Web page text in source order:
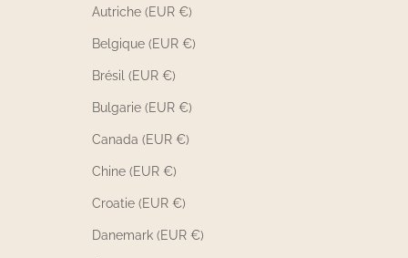
Autriche (EUR €)
Belgique (EUR €)
Brésil (EUR €)
Bulgarie (EUR €)
Canada (EUR €)
Chine (EUR €)
Croatie (EUR €)
Danemark (EUR €)